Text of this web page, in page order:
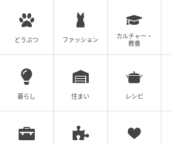
どうぶつ ファッション
カルチャー・
教養
暮らし 住まい レシピ